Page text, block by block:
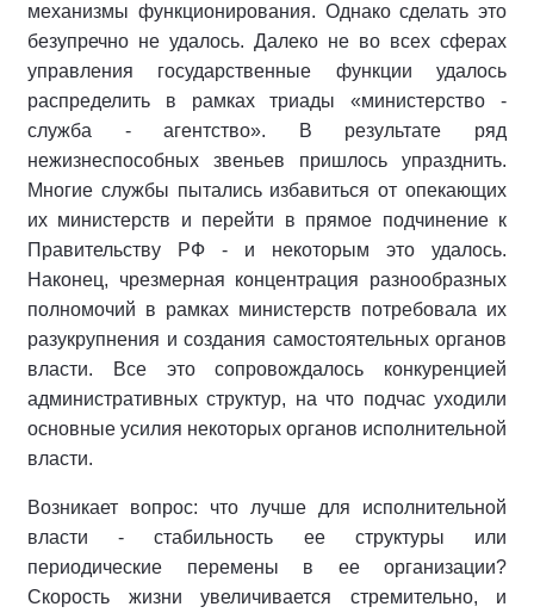
механизмы функционирования. Однако сделать это
безупречно не удалось. Далеко не во всех сферах
управления государственные функции удалось
распределить в рамках триады «министерство -
служба - агентство». В результате ряд
нежизнеспособных звеньев пришлось упразднить.
Многие службы пытались избавиться от опекающих
их министерств и перейти в прямое подчинение к
Правительству РФ - и некоторым это удалось.
Наконец, чрезмерная концентрация разнообразных
полномочий в рамках министерств потребовала их
разукрупнения и создания самостоятельных органов
власти. Все это сопровождалось конкуренцией
административных структур, на что подчас уходили
основные усилия некоторых органов исполнительной
власти.
Возникает вопрос: что лучше для исполнительной
власти - стабильность ее структуры или
периодические перемены в ее организации?
Скорость жизни увеличивается стремительно, и